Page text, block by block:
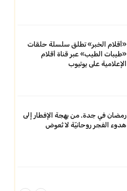
«أقلام الخبر» تطلق سلسلة حلقات
«طيبات الطيب» عبر قناة أقلام
الإعلامية على يوتيوب
رمضان في جدة. من بهجة الإفطار إلى
هدوء الفجر روحانيّة لا تُعوض